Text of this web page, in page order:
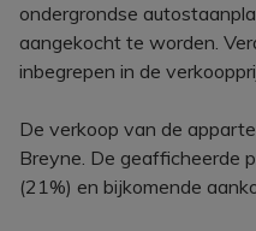
ondergrondse
aangekocht te worden.
inbegrepen in de
De verkoop van de
Breyne. De geafficheerde
(21%) en bijkomende